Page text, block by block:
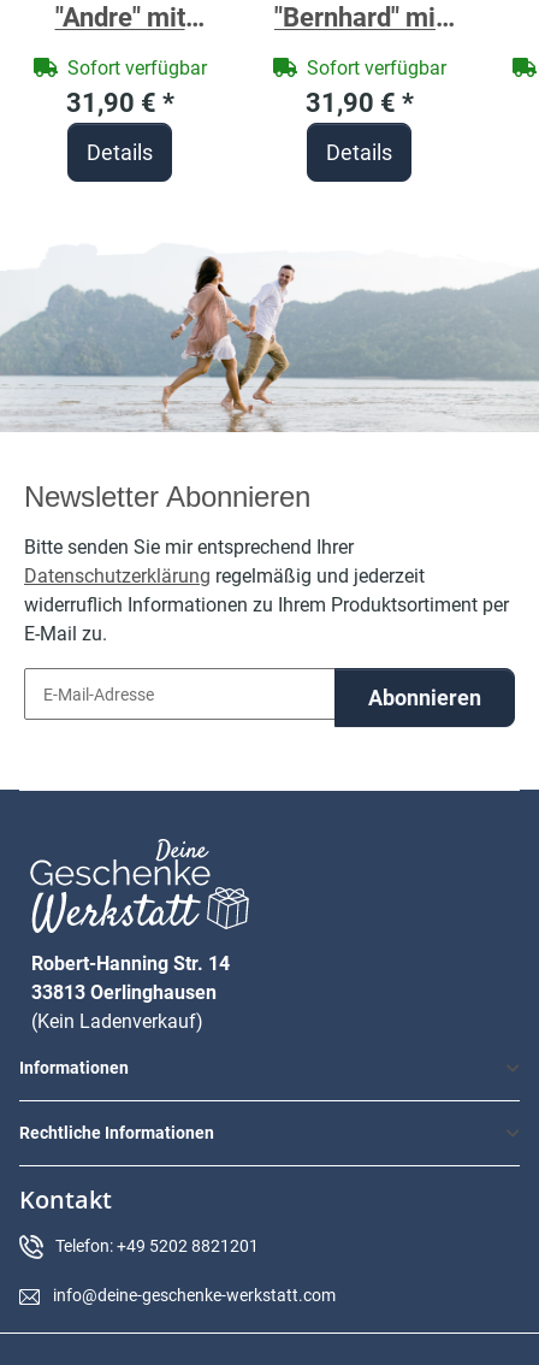
"Andre" mit
Zunftzeichen
Drechsler -
Berufe Shirt für
Handwerker
Sofort verfügbar
31,90 € *
Details
"Bernhard" mit
Zunftzeichen
Maurer - Berufe
Shirt für
Handwerker
Sofort verfügbar
31,90 € *
Details
Newsletter Abonnieren
Bitte senden Sie mir entsprechend Ihrer
Datenschutzerklärung regelmäßig und jederzeit
widerruflich Informationen zu Ihrem Produktsortiment per
E-Mail zu.
Abonnieren
Robert-Hanning Str. 14
33813 Oerlinghausen
(Kein Ladenverkauf)
Informationen
Rechtliche Informationen
Kontakt
Telefon: +49 5202 8821201
info@deine-geschenke-werkstatt.com